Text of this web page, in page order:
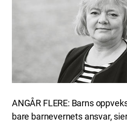
ANGÅR FLERE: Barns
bare barnevernets ansvar,